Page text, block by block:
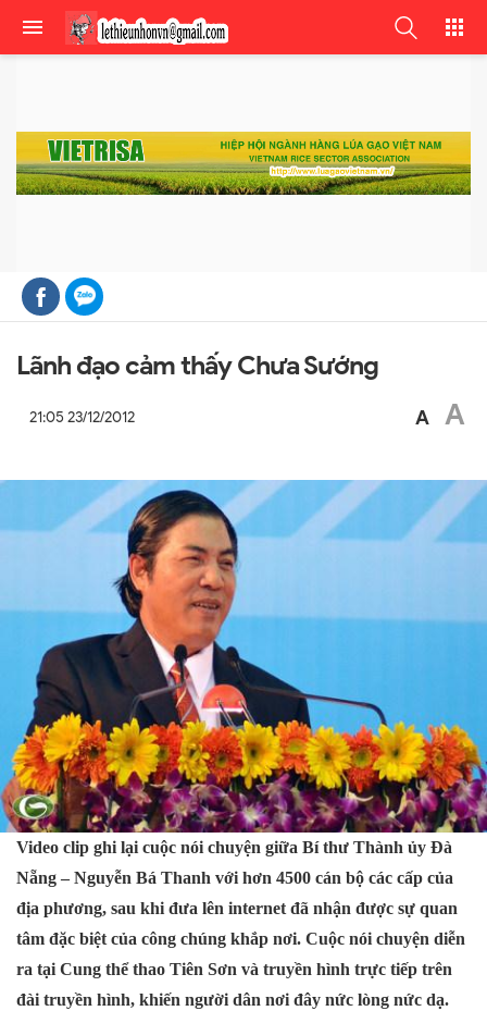
Lãnh đạo cảm thấy Chưa Sướng
21:05 23/12/2012 A A
Video clip ghi lại cuộc nói chuyện giữa Bí thư Thành ủy Đà
Nẵng – Nguyễn Bá Thanh với hơn 4500 cán bộ các cấp của
địa phương, sau khi đưa lên internet đã nhận được sự quan
tâm đặc biệt của công chúng khắp nơi. Cuộc nói chuyện diễn
ra tại Cung thể thao Tiên Sơn và truyền hình trực tiếp trên
đài truyền hình, khiến người dân nơi đây nức lòng nức dạ.